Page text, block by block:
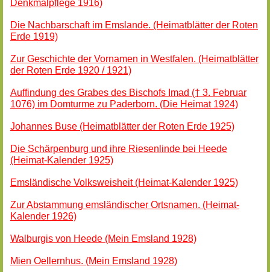
Denkmalpflege 1916)
Die Nachbarschaft im Emslande. (Heimatblätter der Roten
Erde 1919)
Zur Geschichte der Vornamen in Westfalen. (Heimatblätter
der Roten Erde 1920 / 1921)
Auffindung des Grabes des Bischofs Imad († 3. Februar
1076) im Domturme zu Paderborn. (Die Heimat 1924)
Johannes Buse (Heimatblätter der Roten Erde 1925)
Die Schärpenburg und ihre Riesenlinde bei Heede
(Heimat-Kalender 1925)
Emsländische Volksweisheit (Heimat-Kalender 1925)
Zur Abstammung emsländischer Ortsnamen. (Heimat-
Kalender 1926)
Walburgis von Heede (Mein Emsland 1928)
Mien Oellernhus. (Mein Emsland 1928)